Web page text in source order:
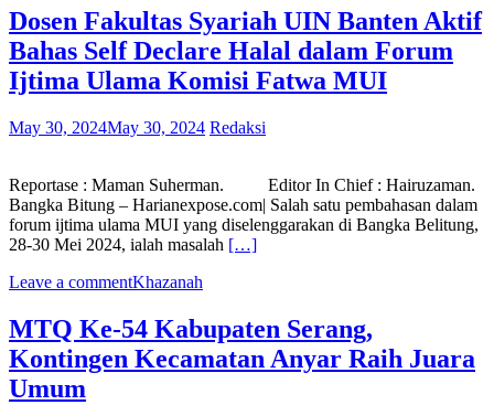
Dosen Fakultas Syariah UIN Banten Aktif
Bahas Self Declare Halal dalam Forum
Ijtima Ulama Komisi Fatwa MUI
May 30, 2024May 30, 2024 Redaksi
Reportase : Maman Suherman. Editor In Chief : Hairuzaman.
Bangka Bitung – Harianexpose.com| Salah satu pembahasan dalam
forum ijtima ulama MUI yang diselenggarakan di Bangka Belitung,
28-30 Mei 2024, ialah masalah […]
Leave a commentKhazanah
MTQ Ke-54 Kabupaten Serang,
Kontingen Kecamatan Anyar Raih Juara
Umum